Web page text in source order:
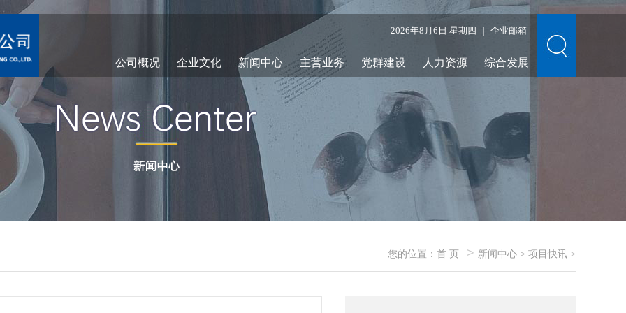
2026年8月6日 星期四 企业邮箱
公司概况 企业文化 新闻中心 主营业务 党群建设 人力资源 综合发展
您的位置： 首 页 > 新闻中心 > 项目快讯 >